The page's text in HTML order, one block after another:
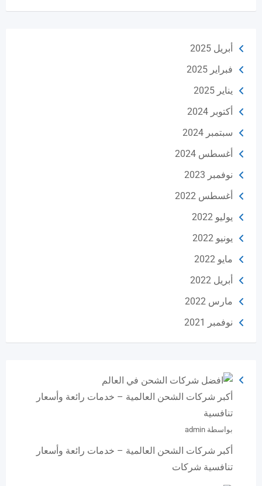
أبريل 2025
فبراير 2025
يناير 2025
أكتوبر 2024
سبتمبر 2024
أغسطس 2024
نوفمبر 2023
أغسطس 2022
يوليو 2022
يونيو 2022
مايو 2022
أبريل 2022
مارس 2022
نوفمبر 2021
أكبر شركات الشحن العالمية – خدمات رائعة وأسعار
تنافسية
بواسطة admin
أكبر شركات الشحن العالمية – خدمات رائعة وأسعار
تنافسية شركات